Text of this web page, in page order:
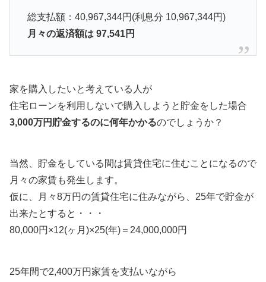
総支払額：40,967,344円(利息分 10,967,344円)
月々の返済額は 97,541円
家を購入したいと考えている人が
住宅ローンを利用しないで購入しようと貯金をした場合
3,000万円貯金するのに何年かかるのでしょうか？
当然、貯金をしている間は賃貸住宅に住むことになるので
月々の家賃も発生します。
仮に、月々8万円の賃貸住宅に住みながら、25年で貯金が
出来たとすると・・・
80,000円×12(ヶ月)×25(年)＝24,000,000円
25年間で2,400万円家賃を支払いながら